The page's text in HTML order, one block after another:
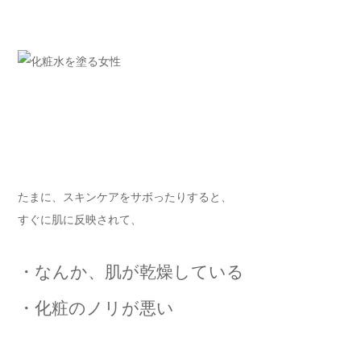
たまに、スキンケアをサボったりすると、
すぐに肌に反映されて、
・なんか、肌が乾燥している
・化粧のノリが悪い